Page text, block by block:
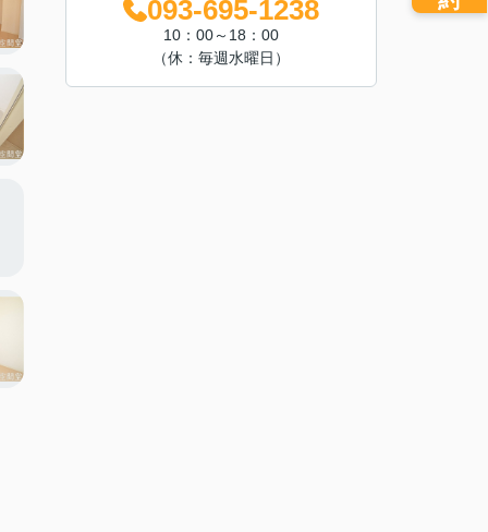
093-695-1238
10：00～18：00
（休：毎週水曜日）